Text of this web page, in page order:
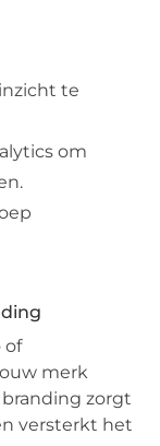
te
om
of
merk
zorgt
versterkt het